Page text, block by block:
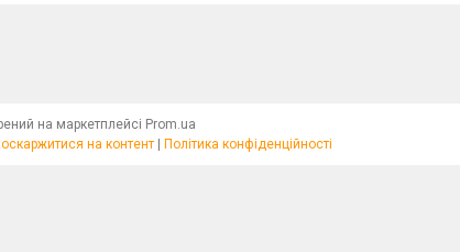
на маркетплейсі Prom.ua
на контент | Політика конфіденційності